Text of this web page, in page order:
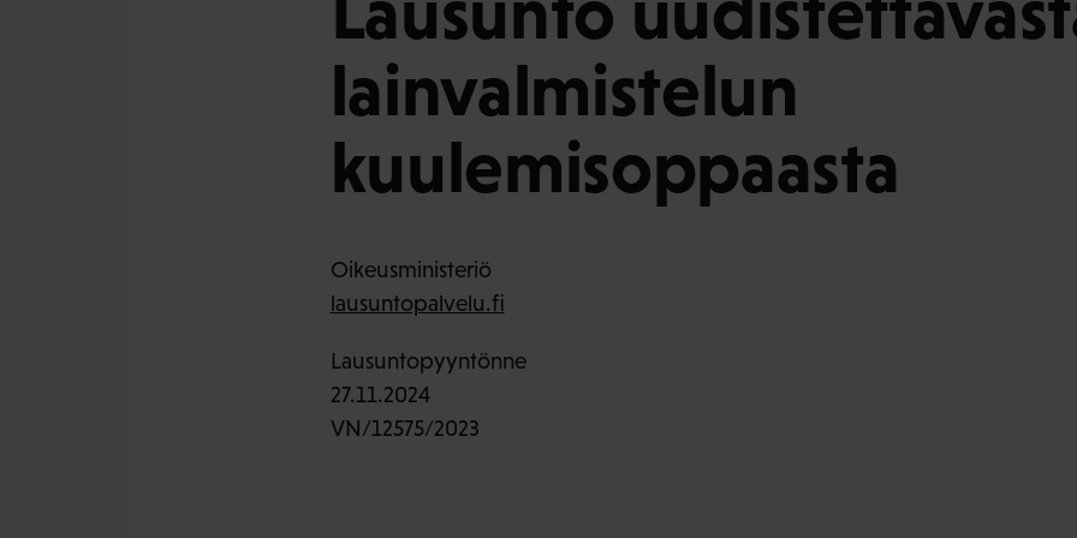
lainvalmistelun
kuulemisoppaasta
Oikeusministeriö
lausuntopalvelu.fi
Lausuntopyyntönne
27.11.2024
VN/12575/2023